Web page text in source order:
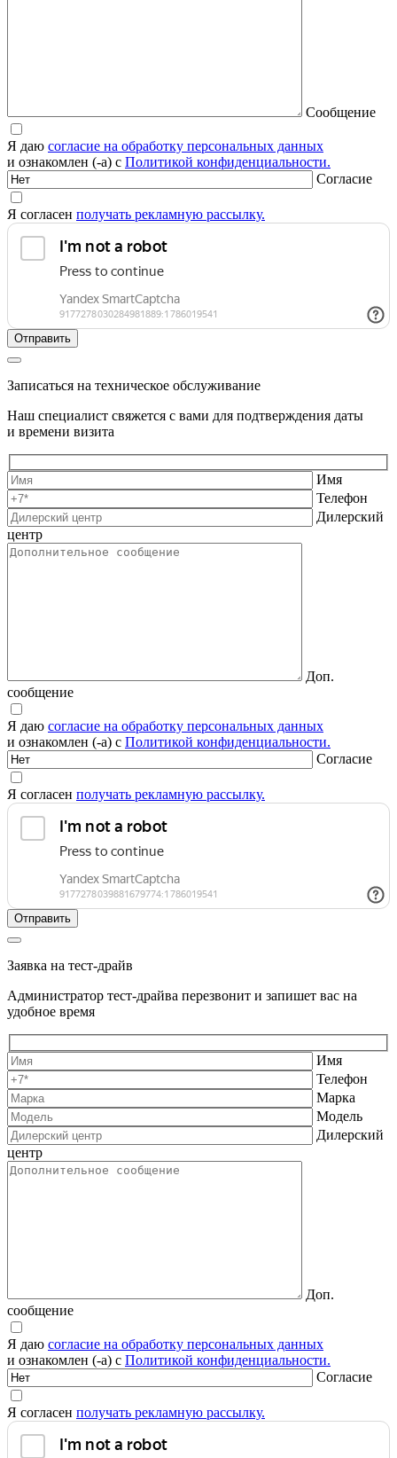
Сообщение
Я даю согласие на обработку персональных данных
и ознакомлен (-а) с Политикой конфиденциальности.
Согласие
Я согласен получать рекламную рассылку.
Записаться на техническое обслуживание
Наш специалист свяжется с вами для подтверждения даты
и времени визита
Имя
Телефон
Дилерский
центр
Доп.
сообщение
Я даю согласие на обработку персональных данных
и ознакомлен (-а) с Политикой конфиденциальности.
Согласие
Я согласен получать рекламную рассылку.
Заявка на тест-драйв
Администратор тест-драйва перезвонит и запишет вас на
удобное время
Имя
Телефон
Марка
Модель
Дилерский
центр
Доп.
сообщение
Я даю согласие на обработку персональных данных
и ознакомлен (-а) с Политикой конфиденциальности.
Согласие
Я согласен получать рекламную рассылку.